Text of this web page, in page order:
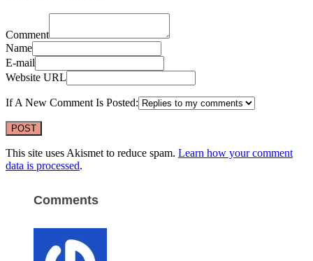
Comment
Name
E-mail
Website URL
If A New Comment Is Posted:
This site uses Akismet to reduce spam. Learn how your comment
data is processed.
Comments